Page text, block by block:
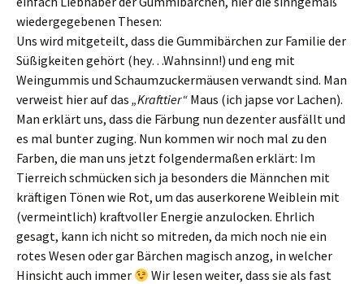
wiedergegebenen Thesen:
Uns wird mitgeteilt, dass die Gummibärchen zur Familie der
Süßigkeiten gehört (hey…Wahnsinn!) und eng mit
Weingummis und Schaumzuckermäusen verwandt sind. Man
verweist hier auf das „Krafttier“ Maus (ich japse vor Lachen).
Man erklärt uns, dass die Färbung nun dezenter ausfällt und
es mal bunter zuging. Nun kommen wir noch mal zu den
Farben, die man uns jetzt folgendermaßen erklärt: Im
Tierreich schmücken sich ja besonders die Männchen mit
kräftigen Tönen wie Rot, um das auserkorene Weiblein mit
(vermeintlich) kraftvoller Energie anzulocken. Ehrlich
gesagt, kann ich nicht so mitreden, da mich noch nie ein
rotes Wesen oder gar Bärchen magisch anzog, in welcher
Hinsicht auch immer
Wir lesen weiter, dass sie als fast